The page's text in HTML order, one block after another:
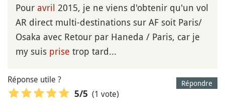
Pour avril 2015, je ne viens d'obtenir qu'un vol
AR direct multi-destinations sur AF soit Paris/
Osaka avec Retour par Haneda / Paris, car je
my suis prise trop tard...
Répondre
Réponse utile ?
5/5 (1 vote)